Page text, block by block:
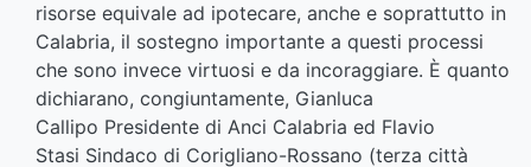
risorse equivale ad ipotecare, anche e soprattutto in
Calabria, il sostegno importante a questi processi
che sono invece virtuosi e da incoraggiare. È quanto
dichiarano, congiuntamente, Gianluca
Callipo Presidente di Anci Calabria ed Flavio
Stasi Sindaco di Corigliano-Rossano (terza città